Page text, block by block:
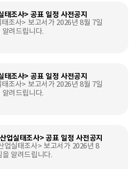
조사> 공표 일정 사전공지
조사> 보고서가 2026년 8월 7일
려드립니다.
조사> 공표 일정 사전공지
조사> 보고서가 2026년 8월 7일
려드립니다.
업실태조사> 공표 일정 사전공지
업실태조사> 보고서가 2026년 8
알려드립니다.
연되는 점 양해 바랍니다.